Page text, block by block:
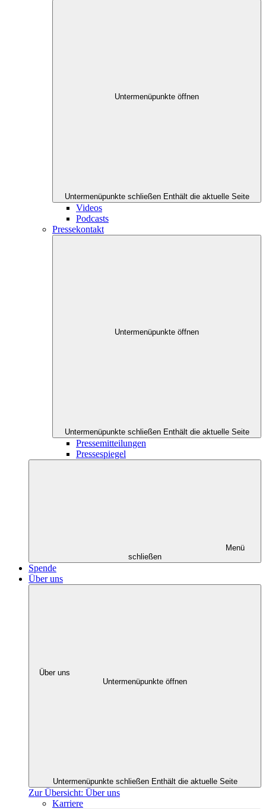
Untermenüpunkte öffnen
Untermenüpunkte schließen Enthält die aktuelle Seite
Videos
Podcasts
Pressekontakt
Untermenüpunkte öffnen
Untermenüpunkte schließen Enthält die aktuelle Seite
Pressemitteilungen
Pressespiegel
Menü
schließen
Spende
Über uns
Über uns
Untermenüpunkte öffnen
Untermenüpunkte schließen Enthält die aktuelle Seite
Zur Übersicht: Über uns
Karriere